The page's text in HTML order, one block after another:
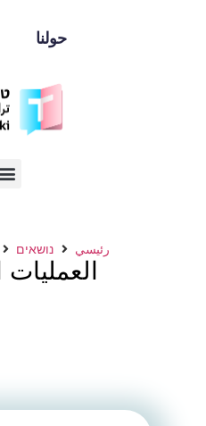
حولنا
رئيسي נושאים